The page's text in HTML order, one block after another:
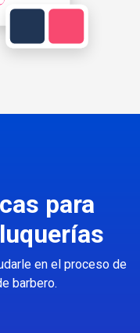
para
en el proceso de
barbero.